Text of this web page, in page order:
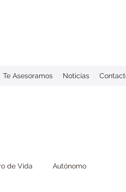
Te Asesoramos Noticias
de Vida Autónomo